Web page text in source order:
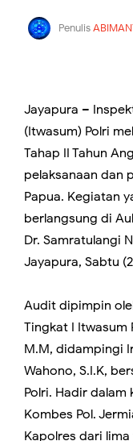
Penulis
Jayapura –
(Itwasum) Polri
Tahap II Tahun
pelaksanaan dan
Papua. Kegiatan
berlangsung di
Dr. Samratulangi
Jayapura, Sabtu
Audit dipimpin
Tingkat I Itwasum
M.M, didampingi
Wahono, S.I.K,
Polri. Hadir dalam
Kombes Pol.
Kapolres dari